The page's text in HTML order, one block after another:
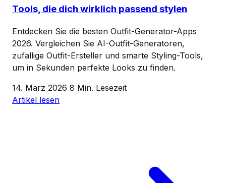
Tools, die dich wirklich passend stylen
Entdecken Sie die besten Outfit-Generator-Apps
2026. Vergleichen Sie AI-Outfit-Generatoren,
zufällige Outfit-Ersteller und smarte Styling-Tools,
um in Sekunden perfekte Looks zu finden.
14. März 2026 8 Min. Lesezeit
Artikel lesen